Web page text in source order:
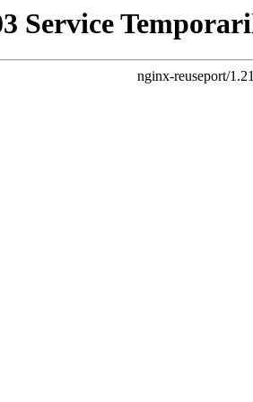
Service
nginx-reuseport/